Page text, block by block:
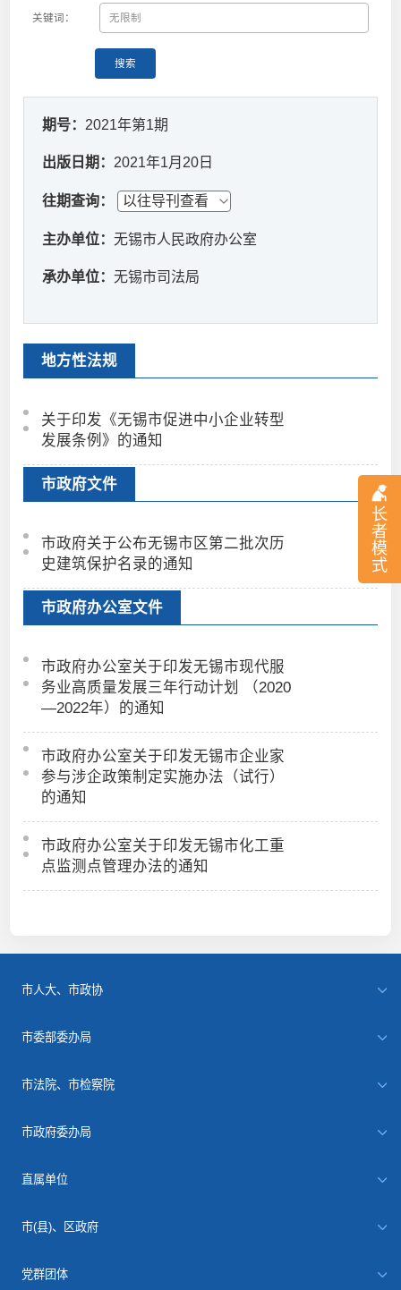
长
者
模
式
关键词：
搜索
期号： 2021年第1期
出版日期： 2021年1月20日
往期查询：
主办单位：无锡市人民政府办公室
承办单位：无锡市司法局
地方性法规
关于印发《无锡市促进中小企业转型
发展条例》的通知
市政府文件
市政府关于公布无锡市区第二批次历
史建筑保护名录的通知
市政府办公室文件
市政府办公室关于印发无锡市现代服
务业高质量发展三年行动计划 （2020
—2022年）的通知
市政府办公室关于印发无锡市企业家
参与涉企政策制定实施办法（试行）
的通知
市政府办公室关于印发无锡市化工重
点监测点管理办法的通知
市人大、市政协
市委部委办局
市法院、市检察院
市政府委办局
直属单位
市(县)、区政府
党群团体